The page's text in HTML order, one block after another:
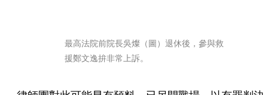
最高法院前院長吳燦（圖）退休後，參與救
援鄭文逸拚非常上訴。